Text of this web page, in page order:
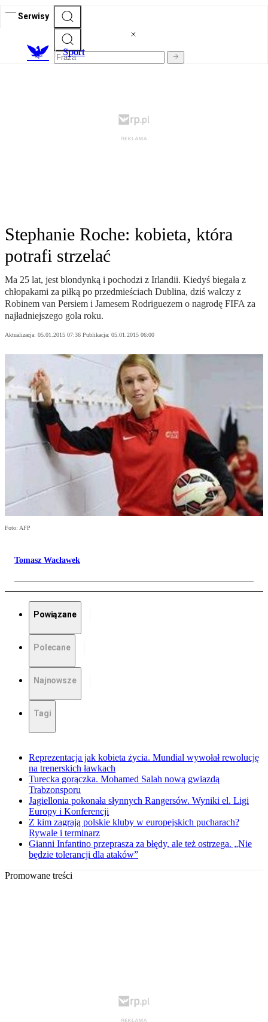
Serwisy
Sport
Stephanie Roche: kobieta, która
potrafi strzelać
Ma 25 lat, jest blondynką i pochodzi z Irlandii. Kiedyś biegała z
chłopakami za piłką po przedmieściach Dublina, dziś walczy z
Robinem van Persiem i Jamesem Rodriguezem o nagrodę FIFA za
najładniejszego gola roku.
Aktualizacja: 05.01.2015 07:36 Publikacja: 05.01.2015 06:00
Foto: AFP
Tomasz Wacławek
Powiązane
Polecane
Najnowsze
Tagi
Reprezentacja jak kobieta życia. Mundial wywołał rewolucję
na trenerskich ławkach
Turecka gorączka. Mohamed Salah nową gwiazdą
Trabzonsporu
Jagiellonia pokonała słynnych Rangersów. Wyniki el. Ligi
Europy i Konferencji
Z kim zagrają polskie kluby w europejskich pucharach?
Rywale i terminarz
Gianni Infantino przeprasza za błędy, ale też ostrzega. „Nie
będzie tolerancji dla ataków”
Promowane treści